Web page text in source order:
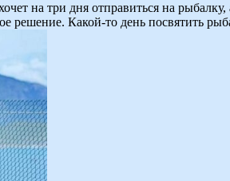
на три дня отправиться на
решение. Какой-то день посвятить